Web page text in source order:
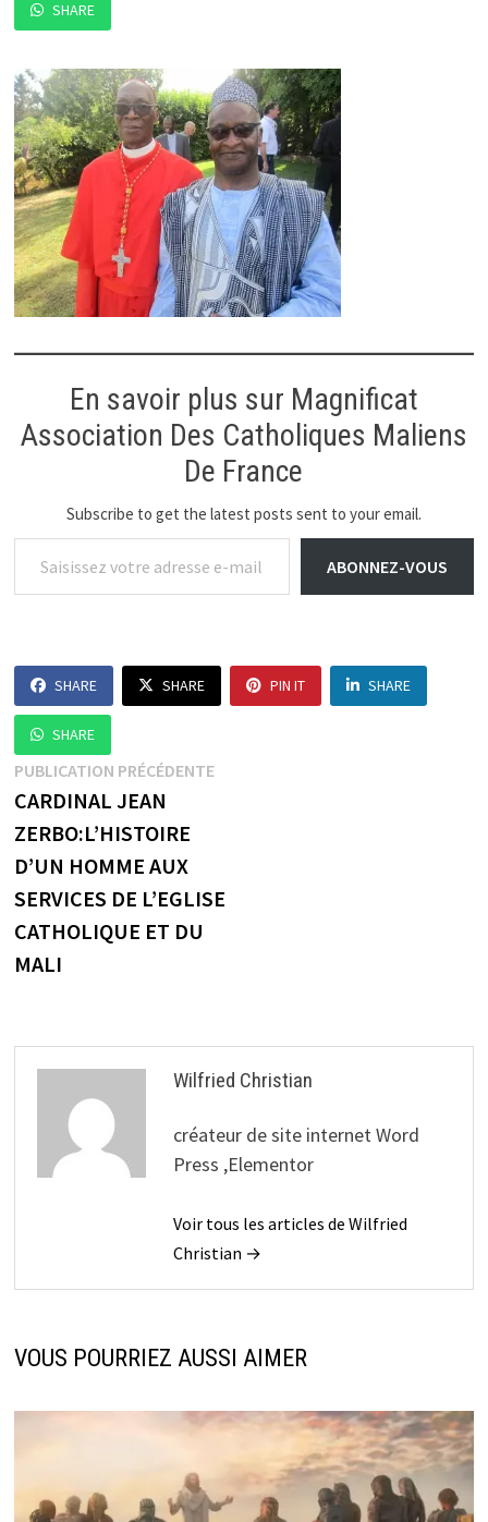
SHARE
En savoir plus sur Magnificat
Association Des Catholiques Maliens
De France
Subscribe to get the latest posts sent to your email.
Saisissez votre adresse e-mail…
ABONNEZ-VOUS
SHARE SHARE PIN IT SHARE
SHARE
Navigation
de
l’article
PUBLICATION PRÉCÉDENTEPublication
CARDINAL JEAN
ZERBO:L’HISTOIRE
D’UN HOMME AUX
SERVICES DE L’EGLISE
CATHOLIQUE ET DU
MALI
Wilfried Christian
créateur de site internet Word
Press ,Elementor
Voir tous les articles de Wilfried
Christian →
VOUS POURRIEZ AUSSI AIMER